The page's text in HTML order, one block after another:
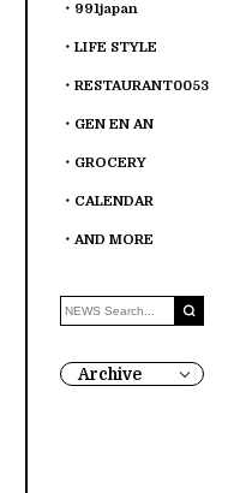
991japan
LIFE STYLE
RESTAURANT0053
GEN EN AN
GROCERY
CALENDAR
AND MORE
Archive